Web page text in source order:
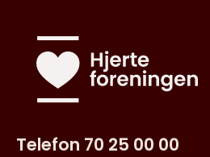
Telefon 70 25 00 00